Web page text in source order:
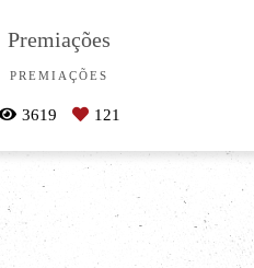
Premiações
PREMIAÇÕES
3619 121